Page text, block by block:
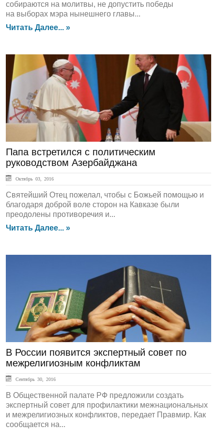
собираются на молитвы, не допустить победы
на выборах мэра нынешнего главы...
Читать Далее... »
ГЛАВНАЯ
Папа встретился с политическим
руководством Азербайджана
Октябрь 03, 2016
Святейший Отец пожелал, чтобы с Божьей помощью и
благодаря доброй воле сторон на Кавказе были
преодолены противоречия и...
Читать Далее... »
В России появится экспертный совет по
межрелигиозным конфликтам
Сентябрь 30, 2016
В Общественной палате РФ предложили создать
экспертный совет для профилактики межнациональных
и межрелигиозных конфликтов, передает Правмир. Как
сообщается на...